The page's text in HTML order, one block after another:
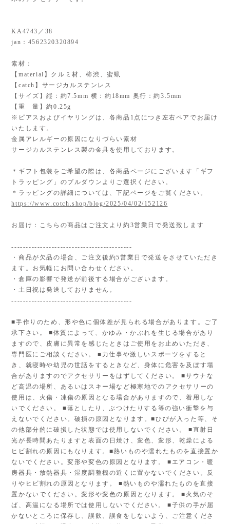
KA4743／38
jan：4562320320894
素材：
【material】クルミ材、柿渋、蜜蝋
【catch】サージカルステンレス
【サイズ】縦：約7.5mm 横：約18mm 奥行：約3.5mm
【重 量】約0.25g
※ピアスおよびイヤリングは、各商品1点につき左右ペアでお届け
いたします。
金属アレルギーの原因になりづらい素材
サージカルステンレス製の金具を使用しております。
＊ギフト包装をご希望の際は、各商品ページにございます「ギフ
トラッピング」のプルダウンよりご選択ください。
＊ラッピングの詳細については、下記ページをご覧ください。
https://www.cotch.shop/blog/2025/04/02/152126
お届け：こちらの商品はご注文より約3営業日で発送致します
------------------------------------------
・商品が欠品の場合、ご注文後約5営業日で発送をさせていただき
ます。お気軽にお問い合わせください。
・倉庫の影響で発送が前後する場合がございます。
・土日祝は発送しておりません。
------------------------------------------
■手作りのため、形や色に個体差が見られる場合があります。ご了
承下さい。 ■体質によって、かゆみ・かぶれを生じる場合があり
ますので、皮膚に異常を感じたときはご使用をお止めいただき、
専門医にご相談ください。 ■力仕事や激しいスポーツをすると
き、就寝時や幼児の世話をするときなど、身体に危害を及ぼす場
合がありますのでアクセサリーをはずしてください。 ■サウナな
ど高温の場所、あるいはスキー場など極寒地でのアクセサリーの
使用は、火傷・凍傷の原因となる場合がありますので、着用しな
いでください。 ■落としたり、ぶつけたりする等の強い衝撃を与
えないでください。破損の原因となります。■ひびが入った等、そ
の他部分的に破損した状態では使用しないでください。 ■直射日
光が長時間あたりますと表面の日焼け、変色、変形、乾燥による
ヒビ割れの原因にもなります。■熱いものや濡れたものを直接置か
ないでください。変形や変色の原因となります。 ■エアコン・暖
房器具・放熱器具・湿度調整機の近くに置かないでください。反
りやヒビ割れの原因となります。 ■熱いものや濡れたものを直接
置かないでください。変形や変色の原因となります。 ■火気のそ
ば、高温になる場所では使用しないでください。 ■子供の手が届
かないところに保存し、誤飲、誤食をしないよう、ご注意くださ